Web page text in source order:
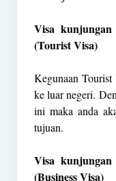
Visa
(Tourist Visa)
Kegunaan
ke luar negeri.
ini maka anda
tujuan.
Visa
(Business Visa)